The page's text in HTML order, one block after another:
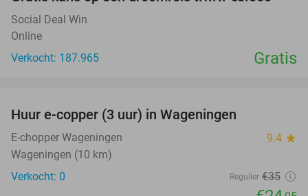
Social Deal Win
Online
Verkocht: 187.965
Gratis
TODAY
Huur e-copper (3 uur) in Wageningen
E-chopper Wageningen 9.4 star
Wageningen (10 km)
Verkocht: 0
Regulier €35